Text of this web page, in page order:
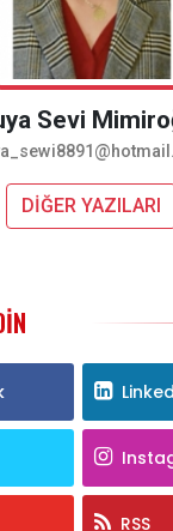
Sevi
DİĞER YAZILARI
RSS